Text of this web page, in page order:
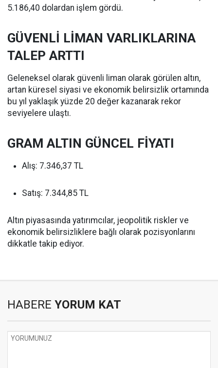
5.186,40 dolardan işlem gördü.
GÜVENLİ LİMAN VARLIKLARINA
TALEP ARTTI
Geleneksel olarak güvenli liman olarak görülen altın,
artan küresel siyasi ve ekonomik belirsizlik ortamında
bu yıl yaklaşık yüzde 20 değer kazanarak rekor
seviyelere ulaştı.
GRAM ALTIN GÜNCEL FİYATI
Alış: 7.346,37 TL
Satış: 7.344,85 TL
Altın piyasasında yatırımcılar, jeopolitik riskler ve
ekonomik belirsizliklere bağlı olarak pozisyonlarını
dikkatle takip ediyor.
HABERE YORUM KAT